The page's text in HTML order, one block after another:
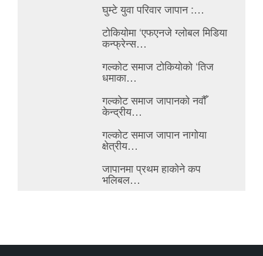
घुम्टे युवा परिवार जापान :…
टोकियोमा ‘एफएनजे ग्लोबल मिडिया
कन्फ्रेन्स…
गल्कोट समाज टोकियोको ‘तिज
धमाका…
गल्कोट समाज जापानको नवौँ
केन्द्रीय…
गल्कोट समाज जापान नागोया
क्षेत्रीय…
जापानमा प्रथम हाकोने कप
भलिबल…